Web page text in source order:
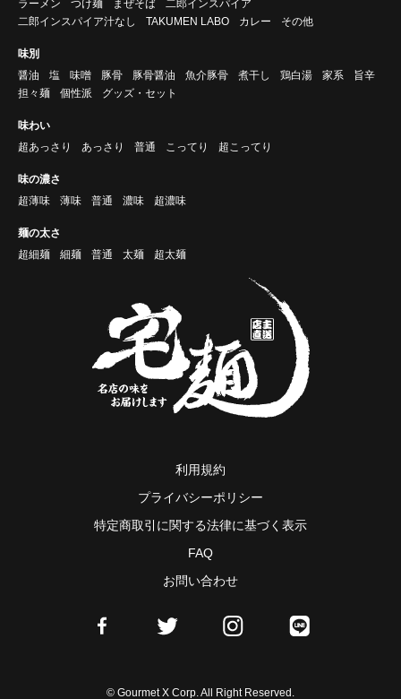
ラーメン
つけ麺 まぜそば
二郎インスパイア
二郎インスパイア汁なし
TAKUMEN LABO カレー その他
味別
醤油
塩 味噌 豚骨 豚骨醤油 魚介豚骨 煮干し 鶏白湯 家系
旨辛
担々麺
個性派 グッズ・セット
味わい
超あっさり
あっさり 普通 こってり 超こってり
味の濃さ
超薄味
薄味 普通 濃味 超濃味
麺の太さ
超細麺
細麺 普通 太麺 超太麺
利用規約
プライバシーポリシー
特定商取引に関する法律に基づく表示
FAQ
お問い合わせ
© Gourmet X Corp. All Right Reserved.